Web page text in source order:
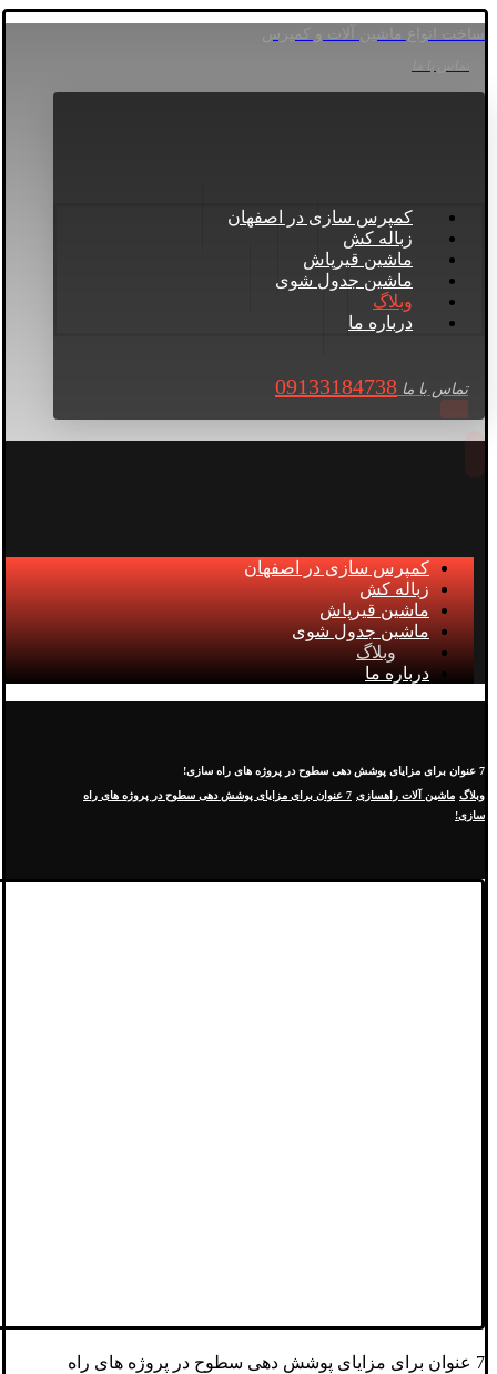
ساخت انواع ماشین آلات و کمپرس
کمپرس سازی در اصفهان
زباله کش
ماشین قیرپاش
ماشین جدول شوی
وبلاگ
درباره ما
تماس با ما 09133184738
کمپرس سازی در اصفهان
زباله کش
ماشین قیرپاش
ماشین جدول شوی
وبلاگ
درباره ما
7 عنوان برای مزایای پوشش دهی سطوح در پروژه های راه سازی!
وبلاگ ماشین آلات راهسازی
7 عنوان برای مزایای پوشش دهی سطوح در پروژه های راه
سازی!
7 عنوان برای مزایای پوشش دهی سطوح در پروژه های راه